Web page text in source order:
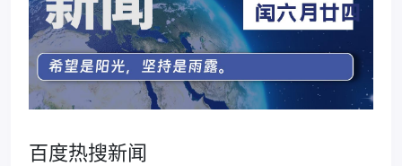
百度热搜新闻